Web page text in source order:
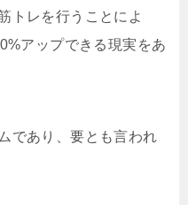
トレを行うことによ
アップできる現実をあ
であり、要とも言われ